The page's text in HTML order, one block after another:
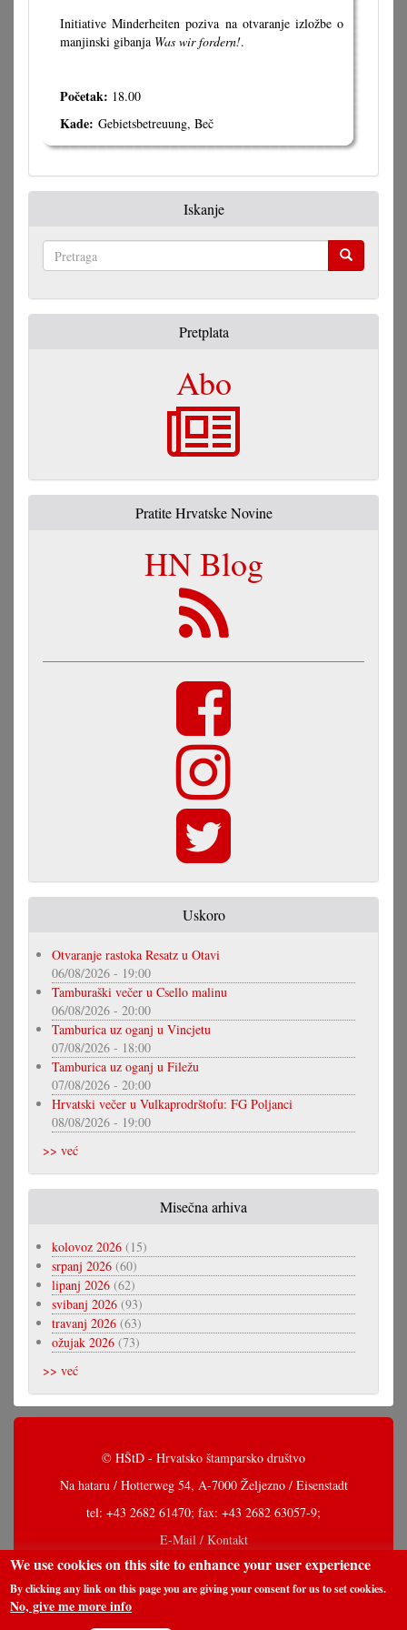
Initiative Minderheiten poziva na otvaranje izložbe o
manjinski gibanja Was wir fordern!.
Početak: 18.00
Kade: Gebietsbetreuung, Beč
Iskanje
Pretplata
Abo
Pratite Hrvatske Novine
HN Blog
Uskoro
Otvaranje rastoka Resatz u Otavi
06/08/2026 - 19:00
Tamburaški večer u Csello malinu
06/08/2026 - 20:00
Tamburica uz oganj u Vincjetu
07/08/2026 - 18:00
Tamburica uz oganj u Filežu
07/08/2026 - 20:00
Hrvatski večer u Vulkaprodrštofu: FG Poljanci
08/08/2026 - 19:00
>> već
Misečna arhiva
kolovoz 2026 (15)
srpanj 2026 (60)
lipanj 2026 (62)
svibanj 2026 (93)
travanj 2026 (63)
ožujak 2026 (73)
>> već
© HŠtD - Hrvatsko štamparsko društvo
Na hataru / Hotterweg 54, A-7000 Željezno / Eisenstadt
tel: +43 2682 61470; fax: +43 2682 63057-9;
E-Mail / Kontakt
We use cookies on this site to enhance your user experience
By clicking any link on this page you are giving your consent for us to set cookies.
No, give me more info